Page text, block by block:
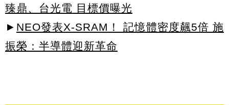
臻鼎、台光電 目標價曝光
► NEO發表X-SRAM！ 記憶體密度飆5倍 施
振榮：半導體迎新革命